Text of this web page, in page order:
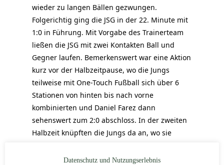
wieder zu langen Bällen gezwungen.
Folgerichtig ging die JSG in der 22. Minute mit
1:0 in Führung. Mit Vorgabe des Trainerteam
ließen die JSG mit zwei Kontakten Ball und
Gegner laufen. Bemerkenswert war eine Aktion
kurz vor der Halbzeitpause, wo die Jungs
teilweise mit One-Touch Fußball sich über 6
Stationen von hinten bis nach vorne
kombinierten und Daniel Farez dann
sehenswert zum 2:0 abschloss. In der zweiten
Halbzeit knüpften die Jungs da an, wo sie
Chancen erarbeitet. Jedoch waren die Jungs
Datenschutz und Nutzungserlebnis